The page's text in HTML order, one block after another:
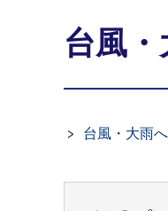
台風・
台風・大雨